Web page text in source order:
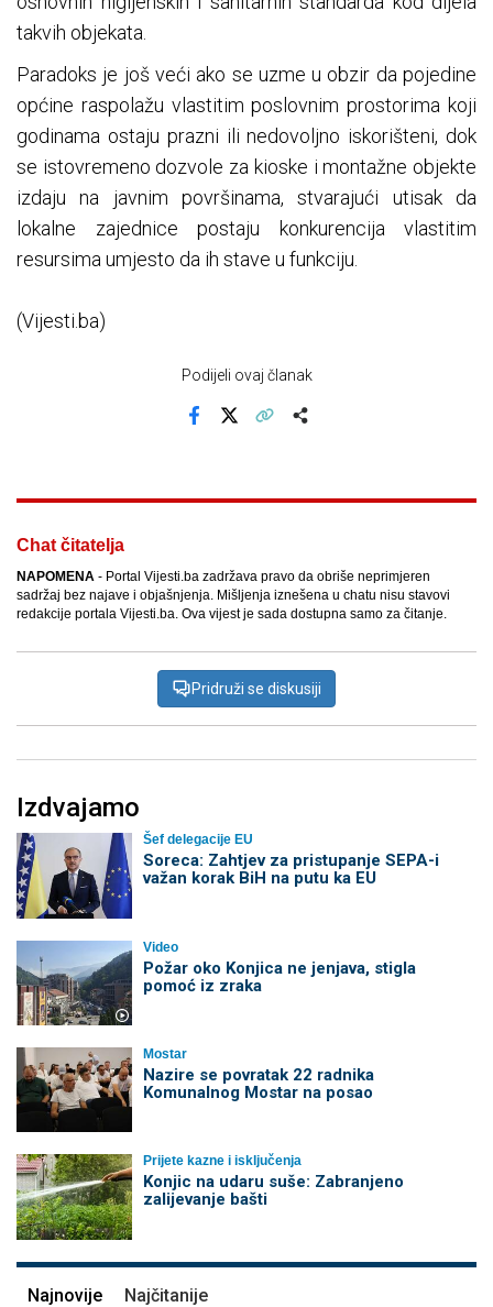
takvih objekata.
Paradoks je još veći ako se uzme u obzir da pojedine
općine raspolažu vlastitim poslovnim prostorima koji
godinama ostaju prazni ili nedovoljno iskorišteni, dok
se istovremeno dozvole za kioske i montažne objekte
izdaju na javnim površinama, stvarajući utisak da
lokalne zajednice postaju konkurencija vlastitim
resursima umjesto da ih stave u funkciju.
(Vijesti.ba)
Podijeli ovaj članak
Chat čitatelja
NAPOMENA - Portal Vijesti.ba zadržava pravo da obriše neprimjeren
sadržaj bez najave i objašnjenja. Mišljenja iznešena u chatu nisu stavovi
redakcije portala Vijesti.ba. Ova vijest je sada dostupna samo za čitanje.
Pridruži se diskusiji
Izdvajamo
Šef delegacije EU
Soreca: Zahtjev za pristupanje SEPA-i
važan korak BiH na putu ka EU
Video
Požar oko Konjica ne jenjava, stigla
pomoć iz zraka
Mostar
Nazire se povratak 22 radnika
Komunalnog Mostar na posao
Prijete kazne i isključenja
Konjic na udaru suše: Zabranjeno
zalijevanje bašti
Najnovije Najčitanije